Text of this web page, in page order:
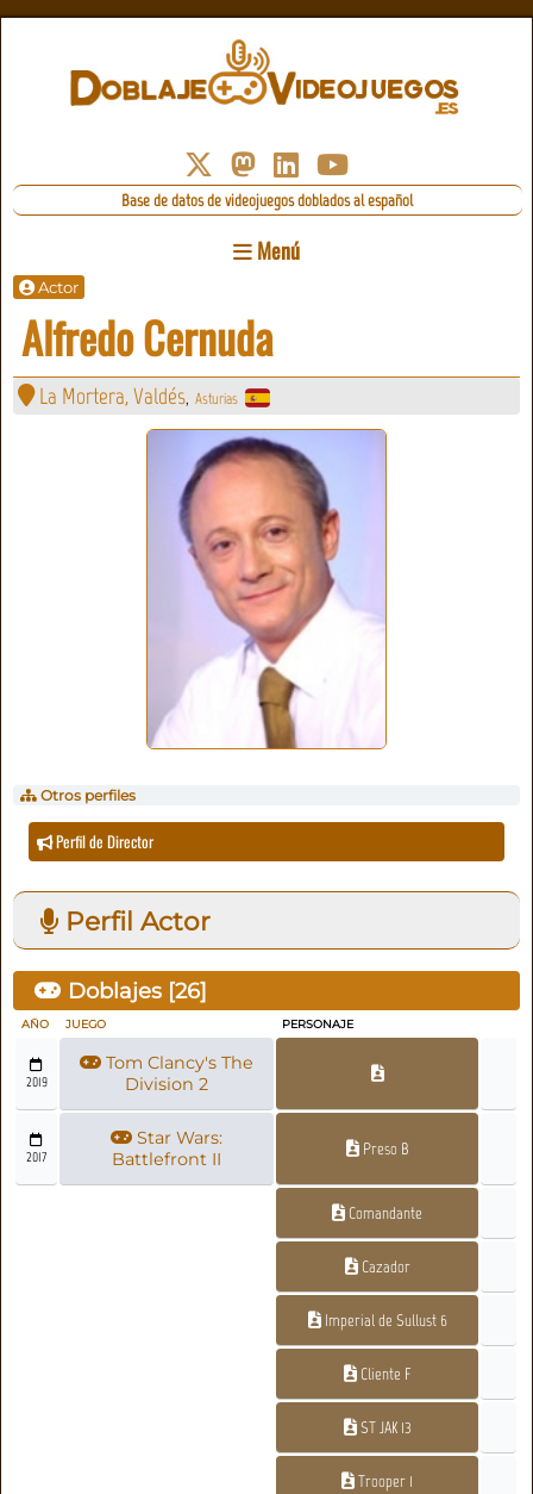
Base de datos de videojuegos doblados al español
Menú
Actor
Alfredo Cernuda
La Mortera, Valdés, Asturias
Otros perfiles
Perfil de Director
Perfil Actor
Doblajes [26]
AÑO JUEGO PERSONAJE
2019
Tom Clancy's The
Division 2
2017
Star Wars:
Battlefront II
Preso B
Comandante
Cazador
Imperial de Sullust 6
Cliente F
ST JAK 13
Trooper 1